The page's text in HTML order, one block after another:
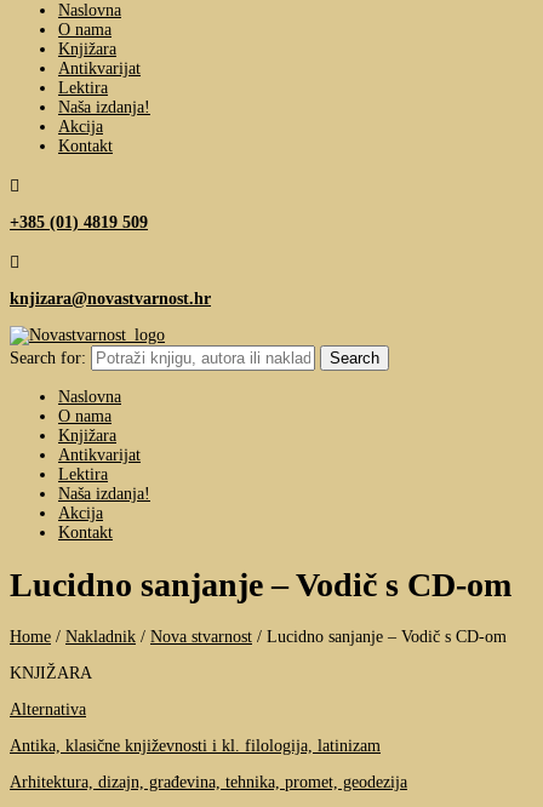
Naslovna
O nama
Knjižara
Antikvarijat
Lektira
Naša izdanja!
Akcija
Kontakt

+385 (01) 4819 509

knjizara@novastvarnost.hr
Search for:
Naslovna
O nama
Knjižara
Antikvarijat
Lektira
Naša izdanja!
Akcija
Kontakt
Lucidno sanjanje – Vodič s CD-om
Home / Nakladnik / Nova stvarnost / Lucidno sanjanje – Vodič s CD-om
KNJIŽARA
Alternativa
Antika, klasične književnosti i kl. filologija, latinizam
Arhitektura, dizajn, građevina, tehnika, promet, geodezija